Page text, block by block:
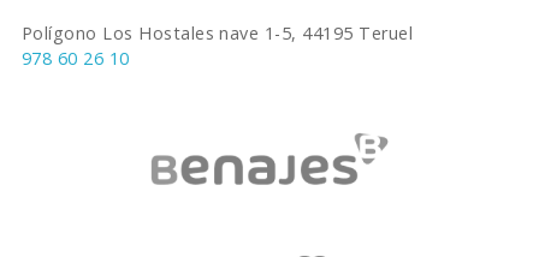
Polígono Los Hostales nave 1-5, 44195 Teruel
978 60 26 10